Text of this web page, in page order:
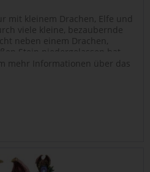
mit kleinem Drachen, Elfe und
viele kleine, bezaubernde
neben einem Drachen,
Stein niedergelassen hat.
mehr Informationen über das